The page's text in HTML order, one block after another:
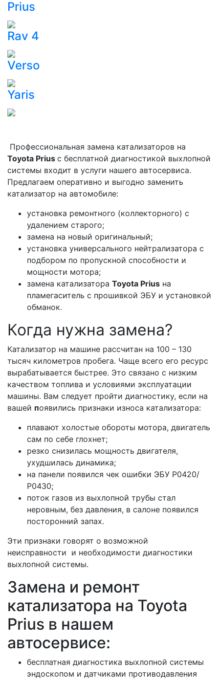
Prius
Rav 4
Verso
Yaris
Профессиональная замена катализаторов на
Toyota Prius с бесплатной диагностикой выхлопной
системы входит в услуги нашего автосервиса.
Предлагаем оперативно и выгодно заменить
катализатор на автомобиле:
установка ремонтного (коллекторного) с
удалением старого;
замена на новый оригинальный;
установка универсального нейтрализатора с
подбором по пропускной способности и
мощности мотора;
замена катализатора Toyota Prius на
пламегаситель с прошивкой ЭБУ и установкой
обманок.
Когда нужна замена?
Катализатор на машине рассчитан на 100 – 130
тысяч километров пробега. Чаще всего его ресурс
вырабатывается быстрее. Это связано с низким
качеством топлива и условиями эксплуатации
машины. Вам следует пройти диагностику, если на
вашей появились признаки износа катализатора:
плавают холостые обороты мотора, двигатель
сам по себе глохнет;
резко снизилась мощность двигателя,
ухудшилась динамика;
на панели появился чек ошибки ЭБУ Р0420/
Р0430;
поток газов из выхлопной трубы стал
неровным, без давления, в салоне появился
посторонний запах.
Эти признаки говорят о возможной
неисправности и необходимости диагностики
выхлопной системы.
Замена и ремонт
катализатора на Toyota
Prius в нашем
автосервисе:
бесплатная диагностика выхлопной системы
эндоскопом и датчиками противодавления